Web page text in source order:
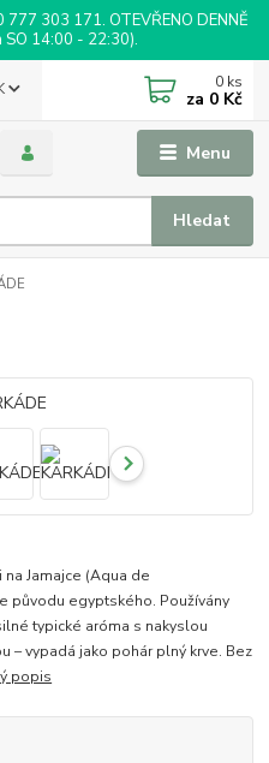
777 303 171. OTEVŘENO DENNĚ
14:00 - 22:30).
Menu
Hledat
0 ks
za 0 Kč
Jamajce (Aqua de
původu egyptského. Používány
typické aróma s nakyslou
– vypadá jako pohár plný krve. Bez
popis